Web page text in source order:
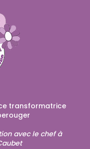
transformatrice
avec le chef à